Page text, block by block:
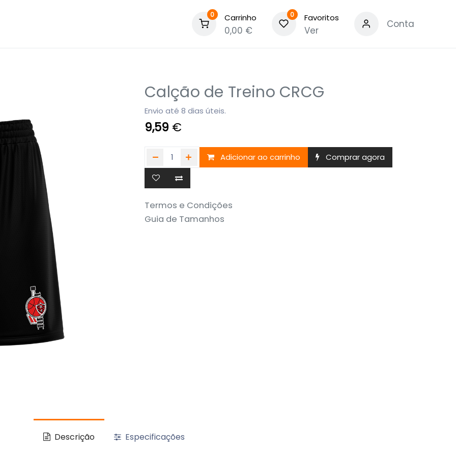
0 Carrinho
0,00 €
0 Favoritos
Ver
Conta
Calção de Treino CRCG
Envio até 8 dias úteis.
9,59 €
Adicionar ao carrinho Comprar agora
Termos e Condições
Guia de Tamanhos
Descrição Especificações